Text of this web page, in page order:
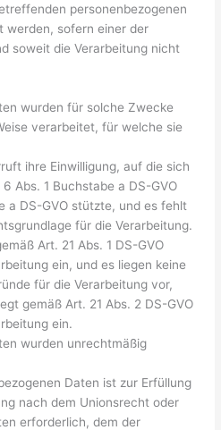
personenbezogenen
werden, sofern einer der
soweit die Verarbeitung nicht
wurden für solche Zwecke
verarbeitet, für welche sie
ihre Einwilligung, auf die sich
Abs. 1 Buchstabe a DS-GVO
a DS-GVO stützte, und es fehlt
für die Verarbeitung.
Art. 21 Abs. 1 DS-GVO
ein, und es liegen keine
für die Verarbeitung vor,
gemäß Art. 21 Abs. 2 DS-GVO
ein.
wurden unrechtmäßig
Daten ist zur Erfüllung
nach dem Unionsrecht oder
erforderlich, dem der